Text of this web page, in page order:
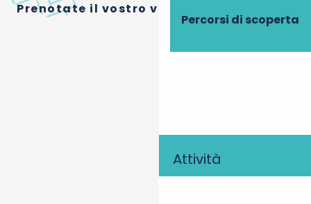
Percorsi di scoperta
Attività
Prenotate il vostro viaggio in 2CV!